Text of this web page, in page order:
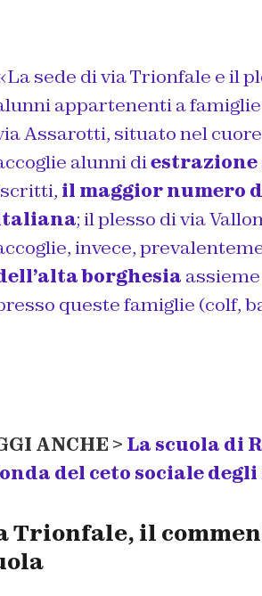
sede di via Trionfale e il
appartenenti a
Assarotti, situato nel
alunni diestrazione
il maggior numero
; il plesso di via
invece,
borghesia
queste famiglie (colf,
ANCHE > La scuola di
del ceto sociale
Trionfale, il